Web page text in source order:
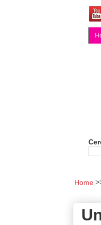
Home